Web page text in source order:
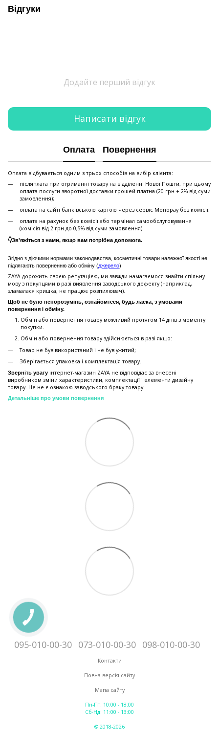
Відгуки
Додайте перший відгук
Написати відгук
Оплата Повернення
Оплата відбувається одним з трьох способів на вибір клієнта:
післяплата при отриманні товару на відділенні Нової Пошти, при цьому
оплата послуги зворотної доставки грошей платна (20 грн + 2% від суми
замовлення);
оплата на сайті банківською картою через сервіс Monopay без комісії;
оплата на рахунок без комісії або термінал самообслуговування
(комісія від 2 грн до 0,5% від суми замовлення).
👇Зв'яжіться з нами, якщо вам потрібна допомога.
Згідно з діючими нормами законодавства, косметичні товари належної якості не
підлягають поверненню або обміну (джерело)
ZAYA дорожить своєю репутацією, ми завжди намагаємося знайти спільну
мову з покупцями в разі виявлення заводського дефекту (наприклад,
зламалася кришка, не працює розпилювач).
Щоб не було непорозумінь, ознайомтеся, будь ласка, з умовами
повернення і обміну.
Обмін або повернення товару можливий протягом 14 днів з моменту
покупки.
Обмiн або повернення товару здійснюється в разі якщо:
Товар не був використаний і не був ужитий;
Зберiгається упаковка і комплектація товару.
Зверніть увагу інтернет-магазин ZAYA не відповідає за внесені
виробником зміни характеристики, комплектації і елементи дизайну
товару. Це не є ознакою заводського браку товару.
Детальніше про умови повернення
095-010-00-30 073-010-00-30 098-010-00-30
Контакти
Повна версія сайту
Мапа сайту
Пн-Пт: 10:00 - 18:00
Сб-Нд: 11:00 - 13:00
© 2018-2026